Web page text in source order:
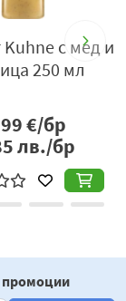
с мед и
250 мл
€/бр
лв./бр
промоции